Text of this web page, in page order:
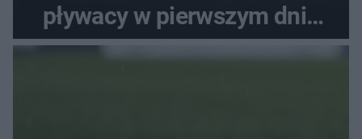
pływacy w pierwszym dniu
finałów